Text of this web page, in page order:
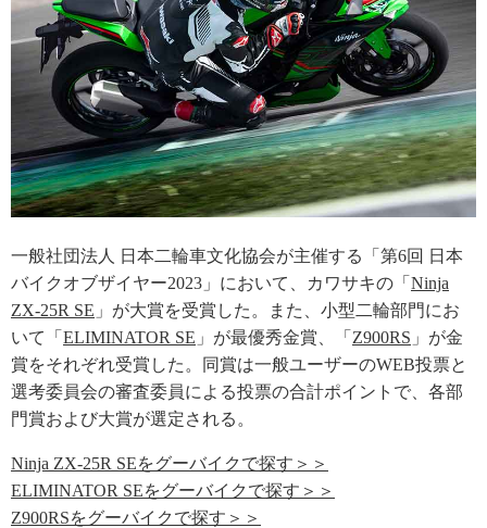
一般社団法人 日本二輪車文化協会が主催する「第6回 日本
バイクオブザイヤー2023」において、カワサキの「 Ninja
ZX-25R SE 」が大賞を受賞した。また、小型二輪部門にお
いて「 ELIMINATOR SE 」が最優秀金賞、「 Z900RS 」が金
賞をそれぞれ受賞した。同賞は一般ユーザーのWEB投票と
選考委員会の審査委員による投票の合計ポイントで、各部
門賞および大賞が選定される。
Ninja ZX-25R SEをグーバイクで探す＞＞
ELIMINATOR SEをグーバイクで探す＞＞
Z900RSをグーバイクで探す＞＞